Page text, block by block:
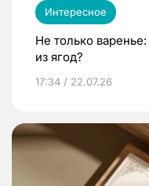
Интересное
Не только
из ягод?
17:34 / 22.07.26